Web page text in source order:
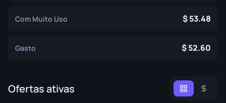
Com Muito Uso 53.48
Gasto 52.60
Ofertas ativas